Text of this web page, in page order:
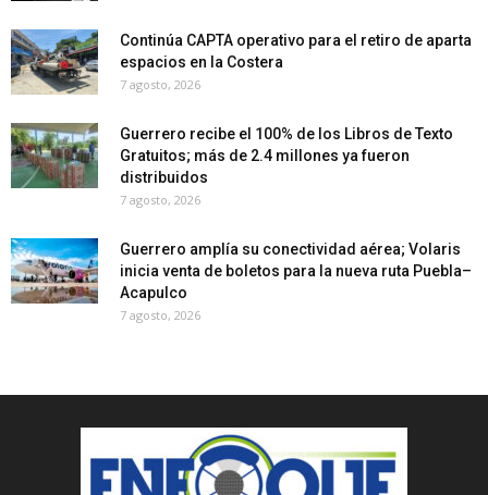
Continúa CAPTA operativo para el retiro de aparta
espacios en la Costera
7 agosto, 2026
Guerrero recibe el 100% de los Libros de Texto
Gratuitos; más de 2.4 millones ya fueron
distribuidos
7 agosto, 2026
Guerrero amplía su conectividad aérea; Volaris
inicia venta de boletos para la nueva ruta Puebla–
Acapulco
7 agosto, 2026